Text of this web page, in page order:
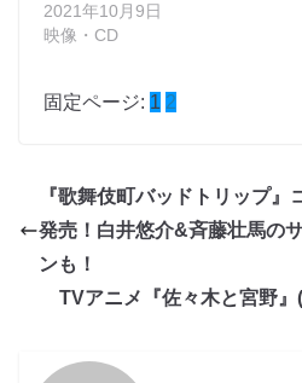
2021年10月9日
映像・CD
固定ページ: 1 2
『歌舞伎町バッドトリップ
発売！白井悠介&斉藤壮馬の
ンも！
TVアニメ『佐々木と宮野』